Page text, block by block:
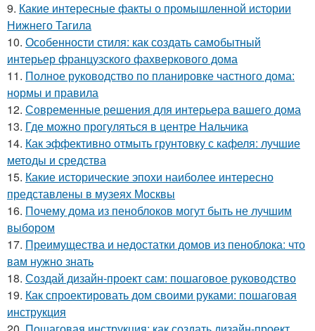
9. Какие интересные факты о промышленной истории
Нижнего Тагила
10. Особенности стиля: как создать самобытный
интерьер французского фахверкового дома
11. Полное руководство по планировке частного дома:
нормы и правила
12. Современные решения для интерьера вашего дома
13. Где можно прогуляться в центре Нальчика
14. Как эффективно отмыть грунтовку с кафеля: лучшие
методы и средства
15. Какие исторические эпохи наиболее интересно
представлены в музеях Москвы
16. Почему дома из пеноблоков могут быть не лучшим
выбором
17. Преимущества и недостатки домов из пеноблока: что
вам нужно знать
18. Создай дизайн-проект сам: пошаговое руководство
19. Как спроектировать дом своими руками: пошаговая
инструкция